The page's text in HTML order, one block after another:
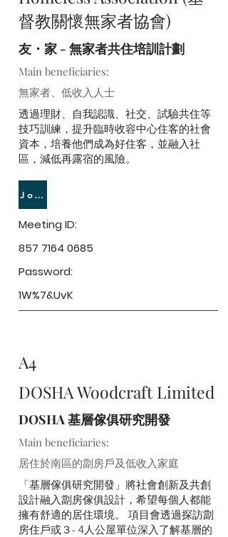
督教關懷無家者協會)
友・家 - 無家者共住培訓計劃
Main beneficiaries:
無家者、低收入人士
Join Meeting
透過理財、自我認識、社交、試驗共住等
技巧訓練，提升臨時收容中心住客的社會
資本，培養他們成為好住客，並融入社
區，減低再露宿的風險。
Meeting ID:
857 7164 0685
Password:
1W%7&UvK
A4
DOSHA Woodcraft Limited
DOSHA 基層傢俱研究開發
Main beneficiaries:
居住於南區的劏房戶及低收入家庭
「基層傢俱研究開發」將社會創新及共創
設計融入劏房傢俱設計，希望每個人都能
擁有舒適的居住環境。 項目會透過探訪劏
房住戶或３- 4人公屋單位深入了解基層的